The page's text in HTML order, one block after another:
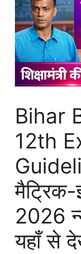
Bihar
12th
मैट्रिक-
2026
यहाँ से